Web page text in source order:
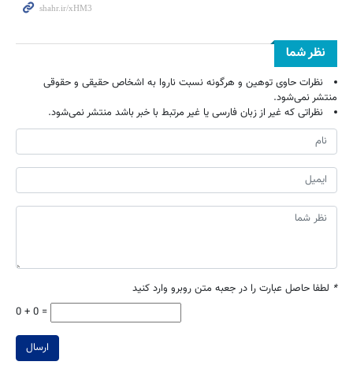
نظر شما
نظرات حاوی توهین و هرگونه نسبت ناروا به اشخاص حقیقی و حقوقی
منتشر نمی‌شود.
نظراتی که غیر از زبان فارسی یا غیر مرتبط با خبر باشد منتشر نمی‌شود.
* لطفا حاصل عبارت را در جعبه متن روبرو وارد کنید
0 + 0 =
ارسال